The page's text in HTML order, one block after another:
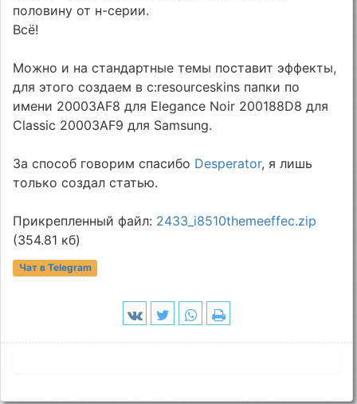
половину от н-серии.
Всё!
Можно и на стандартные темы поставит эффекты,
для этого создаем в c:resourceskins папки по
имени 20003AF8 для Elegance Noir 200188D8 для
Classic 20003AF9 для Samsung.
За способ говорим спасибо Desperator, я лишь
только создал статью.
Прикрепленный файл: 2433_i8510themeeffec.zip
(354.81 кб)
Чат в Telegram